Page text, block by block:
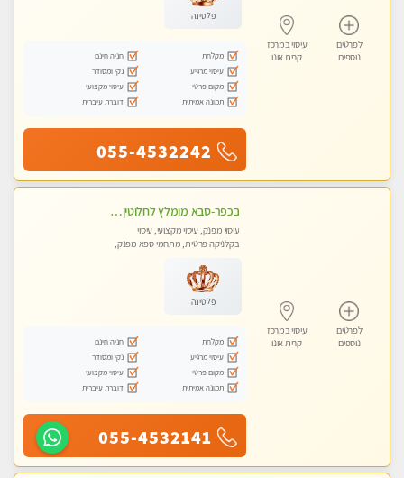
לפרטים
נוספים
עיסוי במרכז
קרית אונו
פלטינה
מקלחת
חניה חינם
עיסוי מרגיע
נקי ומסודר
מקום פרטי
עיסוי מקצועי
תמונה אמיתית
דוברת עיברית
055-4532242
לפרטים
נוספים
עיסוי במרכז
קרית אונו
בכפר-סבא מומלץ לחלוטין!!!! מעסה מקצועית לעיסוי ברמה גבוהה VIP תתקשר .....
עיסוי מפנק, עיסוי מקצועי, עיסוי
בקלניקה פרטית, מתחמי ספא מפנק,
פלטינה
מקלחת
חניה חינם
עיסוי מרגיע
נקי ומסודר
מקום פרטי
עיסוי מקצועי
תמונה אמיתית
דוברת עיברית
055-4532141